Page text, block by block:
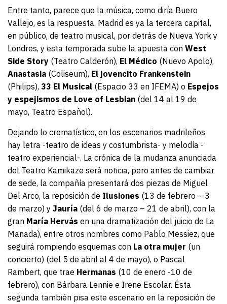
Entre tanto, parece que la música, como diría Buero
Vallejo, es la respuesta. Madrid es ya la tercera capital,
en público, de teatro musical, por detrás de Nueva York y
Londres, y esta temporada sube la apuesta con West
Side Story (Teatro Calderón), El Médico (Nuevo Apolo),
Anastasia (Coliseum), El jovencito Frankenstein
(Philips), 33 El Musical (Espacio 33 en IFEMA) o Espejos
y espejismos de Love of Lesbian (del 14 al 19 de
mayo, Teatro Español).
Dejando lo crematístico, en los escenarios madrileños
hay letra -teatro de ideas y costumbrista- y melodía -
teatro experiencial-. La crónica de la mudanza anunciada
del Teatro Kamikaze será noticia, pero antes de cambiar
de sede, la compañía presentará dos piezas de Miguel
Del Arco, la reposición de Ilusiones (13 de febrero – 3
de marzo) y Jauría (del 6 de marzo – 21 de abril), con la
gran María Hervás en una dramatización del juicio de La
Manada), entre otros nombres como Pablo Messiez, que
seguirá rompiendo esquemas con La otra mujer (un
concierto) (del 5 de abril al 4 de mayo), o Pascal
Rambert, que trae Hermanas (10 de enero -10 de
febrero), con Bárbara Lennie e Irene Escolar. Ésta
segunda también pisa este escenario en la reposición de